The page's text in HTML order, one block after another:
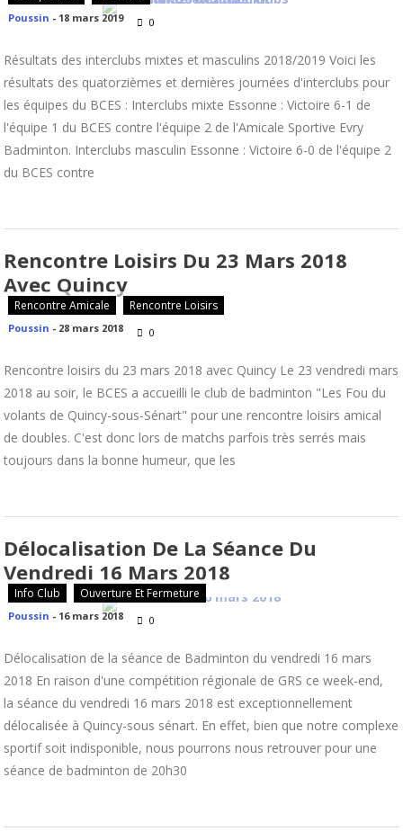
Poussin - 18 mars 2019 0
Résultats des interclubs mixtes et masculins 2018/2019 Voici les
résultats des quatorzièmes et dernières journées d'interclubs pour
les équipes du BCES : Interclubs mixte Essonne : Victoire 6-1 de
l'équipe 1 du BCES contre l'équipe 2 de l'Amicale Sportive Evry
Badminton. Interclubs masculin Essonne : Victoire 6-0 de l'équipe 2
du BCES contre
Rencontre Loisirs Du 23 Mars 2018
Avec Quincy
Rencontre Amicale Rencontre Loisirs
Poussin - 28 mars 2018 0
Rencontre loisirs du 23 mars 2018 avec Quincy Le 23 vendredi mars
2018 au soir, le BCES a accueilli le club de badminton "Les Fou du
volants de Quincy-sous-Sénart" pour une rencontre loisirs amical
de doubles. C'est donc lors de matchs parfois très serrés mais
toujours dans la bonne humeur, que les
Délocalisation De La Séance Du
Vendredi 16 Mars 2018
Info Club Ouverture Et Fermeture
Poussin - 16 mars 2018 0
Délocalisation de la séance de Badminton du vendredi 16 mars
2018 En raison d'une compétition régionale de GRS ce week-end,
la séance du vendredi 16 mars 2018 est exceptionnellement
délocalisée à Quincy-sous sénart. En effet, bien que notre complexe
sportif soit indisponible, nous pourrons nous retrouver pour une
séance de badminton de 20h30